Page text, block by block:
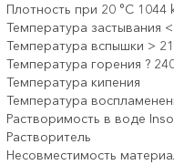
Плотность при 20 °C 1044
Температура застывания
Температура вспышки >
Температура горения ?
Температура кипения
Температура
Растворимость в воде
Растворитель
Несовместимость